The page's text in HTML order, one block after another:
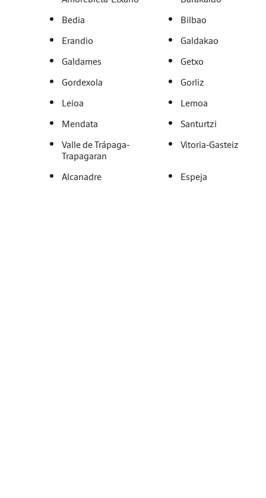
Bedia
Bilbao
Erandio
Galdakao
Galdames
Getxo
Gordexola
Gorliz
Leioa
Lemoa
Mendata
Santurtzi
Valle de Trápaga-
Trapagaran
Vitoria-Gasteiz
Alcanadre Espeja